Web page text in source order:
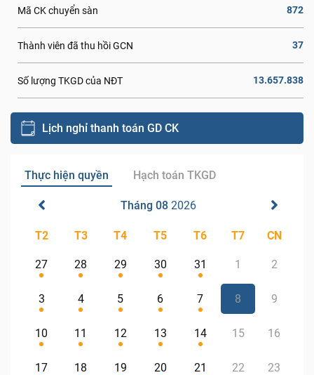
Mã CK chuyển sàn 872
Thành viên đã thu hồi GCN 37
Số lượng TKGD của NĐT 13.657.838
Lịch nghỉ thanh toán GD CK
Thực hiện quyền Hạch toán TKGD
Tháng 08 2026
T2 T3 T4 T5 T6 T7 CN
27 28 29 30 31 1 2
3 4 5 6 7 8 9
10 11 12 13 14 15 16
17 18 19 20 21 22 23